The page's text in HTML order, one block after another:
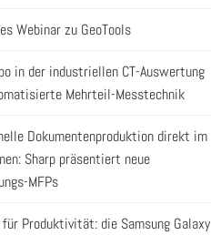
Webinar zu GeoTools
in der industriellen CT-Auswertung
Mehrteil-Messtechnik
Dokumentenproduktion direkt im
Sharp präsentiert neue
MFPs
für Produktivität: die Samsung Galaxy